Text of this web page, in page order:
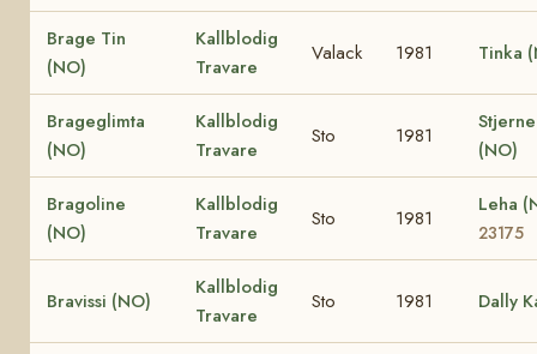
Brage Tin
(NO)
Kallblodig
Travare
Valack 1981 Tinka
Brageglimta
(NO)
Kallblodig
Travare
Sto 1981
(NO)
Bragoline
(NO)
Kallblodig
Travare
Sto 1981
Leha
23175
Bravissi (NO)
Kallblodig
Travare
Sto 1981 Dally